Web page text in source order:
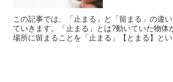
この記事では、「止まる」と「留まる」の違
ていきます。「止まる」とは?動いていた物体
場所に留まることを「止まる」【とまる】とい